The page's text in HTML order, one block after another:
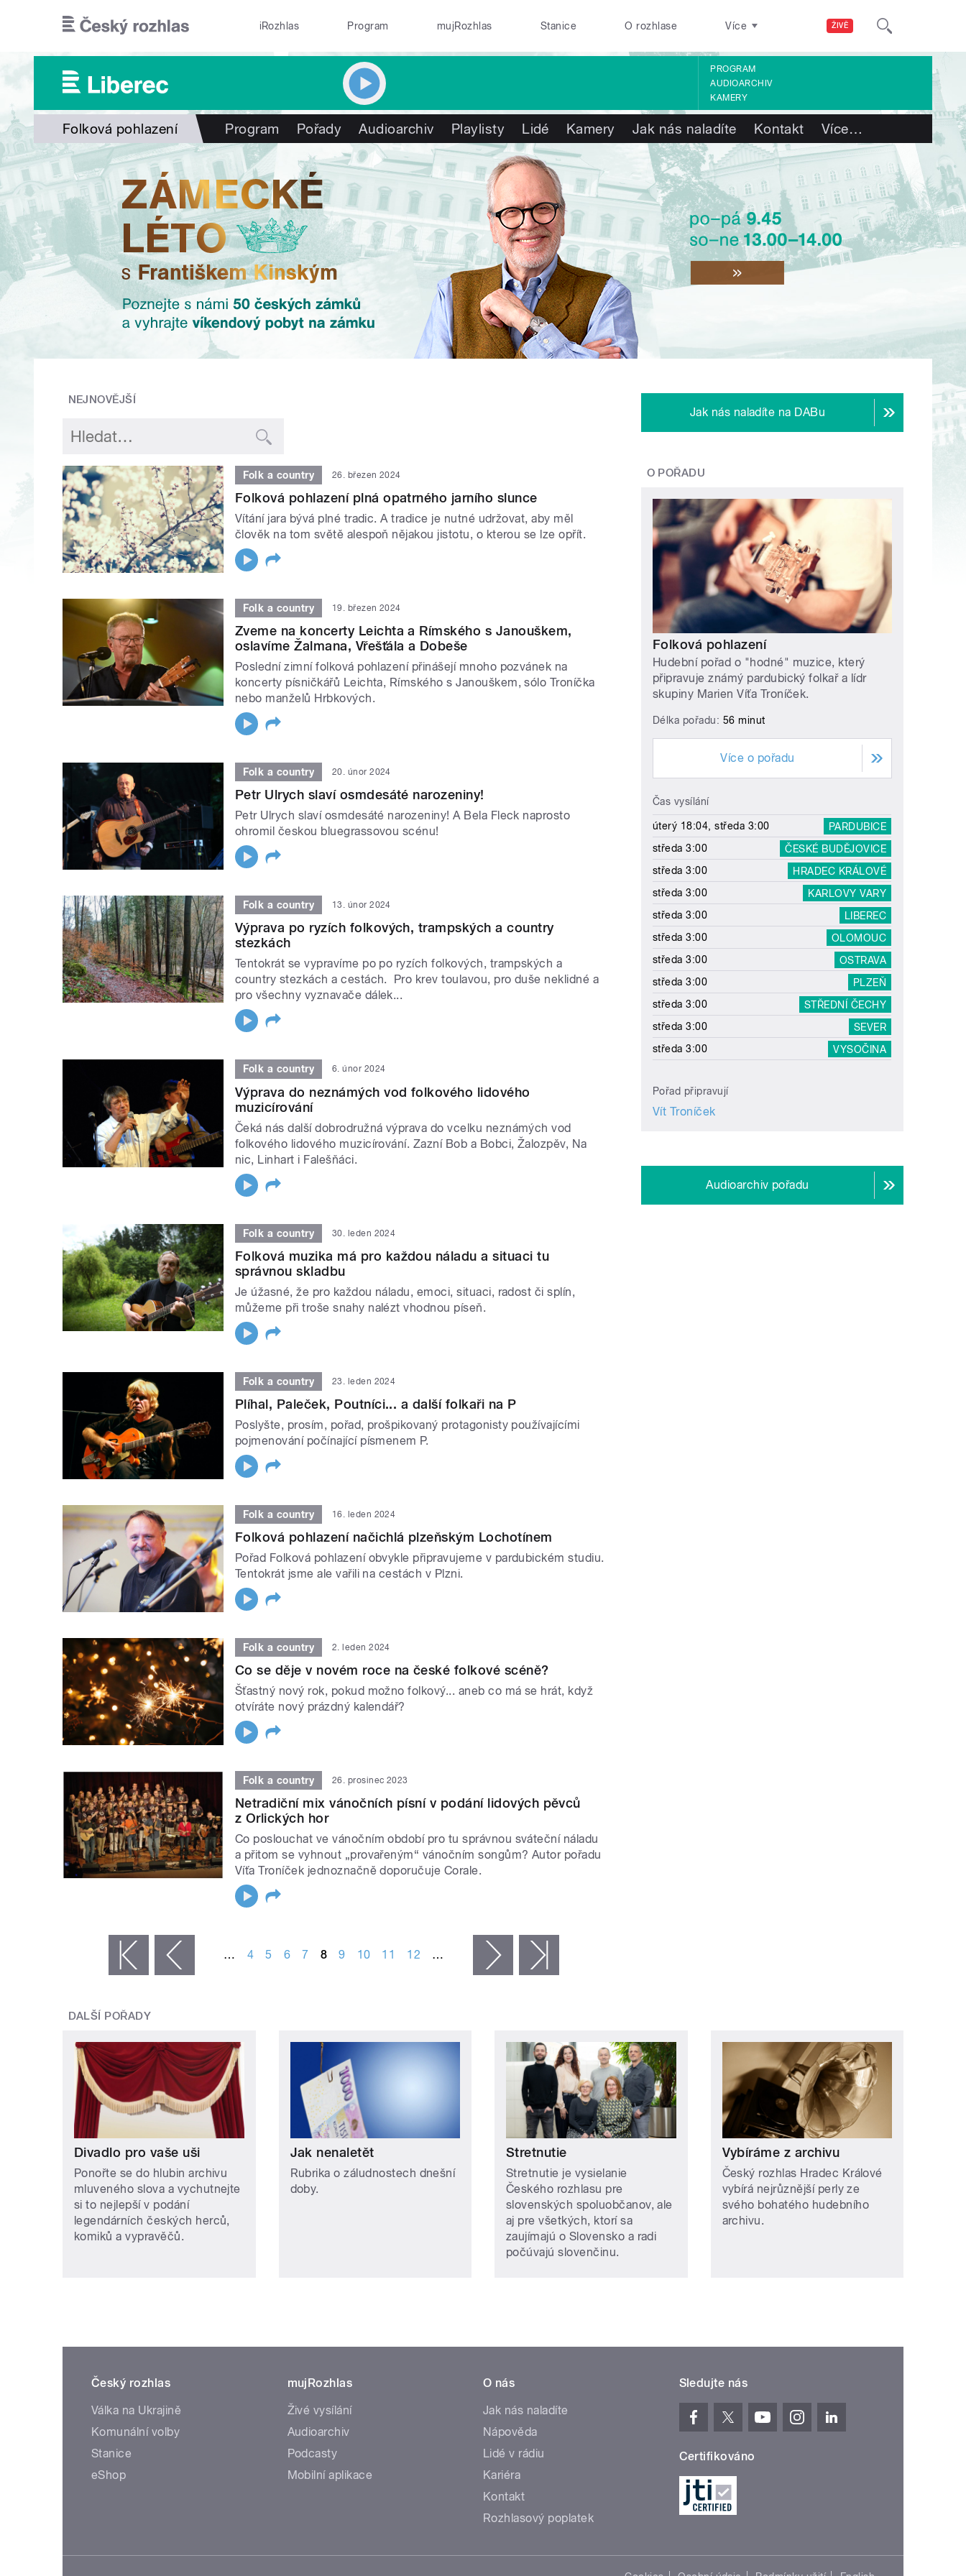
ŽIVĚ
iRozhlas Program mujRozhlas Stanice O rozhlase Více
PROGRAM
AUDIOARCHIV
KAMERY
Folková pohlazení Program Pořady Audioarchiv Playlisty Lidé Kamery Jak nás naladíte Kontakt Více…
NEJNOVĚJŠÍ
Folk a country 26. březen 2024
Folková pohlazení plná opatrného jarního slunce
Vítání jara bývá plné tradic. A tradice je nutné udržovat, aby měl
člověk na tom světě alespoň nějakou jistotu, o kterou se lze opřít.
Folk a country 19. březen 2024
Zveme na koncerty Leichta a Rímského s Janouškem,
oslavíme Žalmana, Vřešťála a Dobeše
Poslední zimní folková pohlazení přinášejí mnoho pozvánek na
koncerty písničkářů Leichta, Rímského s Janouškem, sólo Troníčka
nebo manželů Hrbkových.
Folk a country 20. únor 2024
Petr Ulrych slaví osmdesáté narozeniny!
Petr Ulrych slaví osmdesáté narozeniny! A Bela Fleck naprosto
ohromil českou bluegrassovou scénu!
Folk a country 13. únor 2024
Výprava po ryzích folkových, trampských a country
stezkách
Tentokrát se vypravíme po po ryzích folkových, trampských a
country stezkách a cestách. Pro krev toulavou, pro duše neklidné a
pro všechny vyznavače dálek...
Folk a country 6. únor 2024
Výprava do neznámých vod folkového lidového
muzicírování
Čeká nás další dobrodružná výprava do vcelku neznámých vod
folkového lidového muzicírování. Zazní Bob a Bobci, Žalozpěv, Na
nic, Linhart i Falešňáci.
Folk a country 30. leden 2024
Folková muzika má pro každou náladu a situaci tu
správnou skladbu
Je úžasné, že pro každou náladu, emoci, situaci, radost či splín,
můžeme při troše snahy nalézt vhodnou píseň.
Folk a country 23. leden 2024
Plíhal, Paleček, Poutníci... a další folkaři na P
Poslyšte, prosím, pořad, prošpikovaný protagonisty používajícími
pojmenování počínající písmenem P.
Folk a country 16. leden 2024
Folková pohlazení načichlá plzeňským Lochotínem
Pořad Folková pohlazení obvykle připravujeme v pardubickém studiu.
Tentokrát jsme ale vařili na cestách v Plzni.
Folk a country 2. leden 2024
Co se děje v novém roce na české folkové scéně?
Šťastný nový rok, pokud možno folkový... aneb co má se hrát, když
otvíráte nový prázdný kalendář?
Folk a country 26. prosinec 2023
Netradiční mix vánočních písní v podání lidových pěvců
z Orlických hor
Co poslouchat ve vánočním období pro tu správnou sváteční náladu
a přitom se vyhnout „provařeným“ vánočním songům? Autor pořadu
Víťa Troníček jednoznačně doporučuje Corale.
‹ předchozí … 4 5 6 7 8 9 10 11 12 … následující ›
Jak nás naladíte na DABu
O POŘADU
Folková pohlazení
Hudební pořad o "hodné" muzice, který
připravuje známý pardubický folkař a lídr
skupiny Marien Víťa Troníček.
Délka pořadu: 56 minut
Více o pořadu
Čas vysílání
úterý 18:04, středa 3:00
PARDUBICE
středa 3:00
ČESKÉ BUDĚJOVICE
středa 3:00
HRADEC KRÁLOVÉ
středa 3:00
KARLOVY VARY
středa 3:00
LIBEREC
středa 3:00
OLOMOUC
středa 3:00
OSTRAVA
středa 3:00
PLZEŇ
středa 3:00
STŘEDNÍ ČECHY
středa 3:00
SEVER
středa 3:00
VYSOČINA
Pořad připravují
Vít Troníček
Audioarchiv pořadu
DALŠÍ POŘADY
Divadlo pro vaše uši
Ponořte se do hlubin archivu
mluveného slova a vychutnejte
si to nejlepší v podání
legendárních českých herců,
komiků a vypravěčů.
Jak nenaletět
Rubrika o záludnostech dnešní
doby.
Stretnutie
Stretnutie je vysielanie
Českého rozhlasu pre
slovenských spoluobčanov, ale
aj pre všetkých, ktorí sa
zaujímajú o Slovensko a radi
počúvajú slovenčinu.
Vybíráme z archivu
Český rozhlas Hradec Králové
vybírá nejrůznější perly ze
svého bohatého hudebního
archivu.
Český rozhlas
Válka na Ukrajině
Komunální volby
Stanice
eShop
mujRozhlas
Živé vysílání
Audioarchiv
Podcasty
Mobilní aplikace
O nás
Jak nás naladíte
Nápověda
Lidé v rádiu
Kariéra
Kontakt
Rozhlasový poplatek
Sledujte nás
Certifikováno